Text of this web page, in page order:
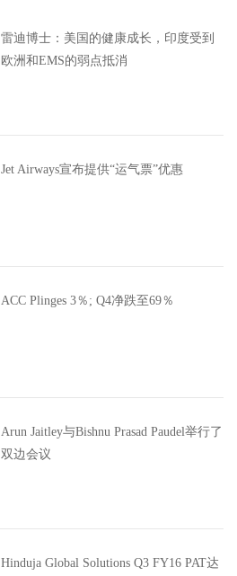
雷迪博士：美国的健康成长，印度受到
欧洲和EMS的弱点抵消
Jet Airways宣布提供“运气票”优惠
ACC Plinges 3％; Q4净跌至69％
Arun Jaitley与Bishnu Prasad Paudel举行了
双边会议
Hinduja Global Solutions Q3 FY16 PAT达